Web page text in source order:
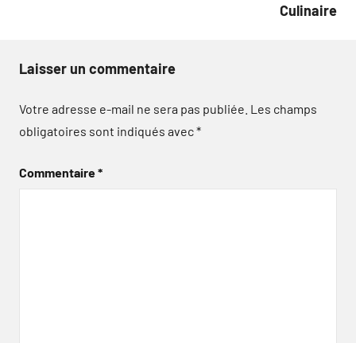
Culinaire
Laisser un commentaire
Votre adresse e-mail ne sera pas publiée. Les champs
obligatoires sont indiqués avec*
Commentaire*